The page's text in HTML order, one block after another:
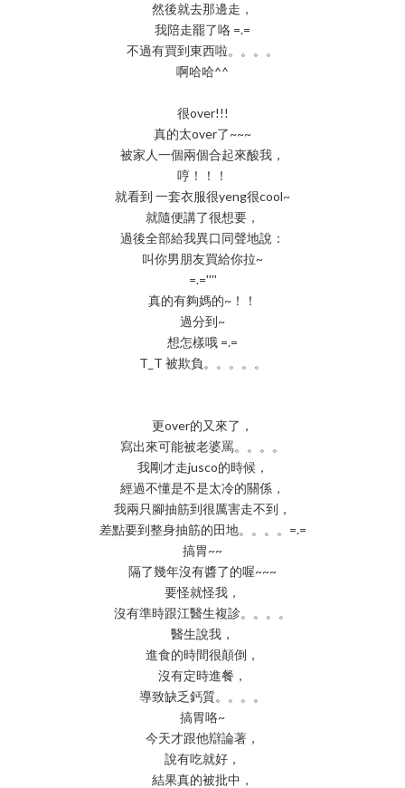
然後就去那邊走，
我陪走罷了咯 =.=
不過有買到東西啦。。。。
啊哈哈^^
很over!!!
真的太over了~~~
被家人一個兩個合起來酸我，
哼！！！
就看到 一套衣服很yeng很cool~
就隨便講了很想要，
過後全部給我異口同聲地說：
叫你男朋友買給你拉~
=.=''''
真的有夠媽的~！！
過分到~
想怎樣哦 =.=
T_T 被欺負。。。。。
更over的又來了，
寫出來可能被老婆罵。。。。
我剛才走jusco的時候，
經過不懂是不是太冷的關係，
我兩只腳抽筋到很厲害走不到，
差點要到整身抽筋的田地。。。。=.=
搞胃~~
隔了幾年沒有醬了的喔~~~
要怪就怪我，
沒有準時跟江醫生複診。。。。
醫生說我，
進食的時間很顛倒，
沒有定時進餐，
導致缺乏鈣質。。。。
搞胃咯~
今天才跟他辯論著，
說有吃就好，
結果真的被批中，